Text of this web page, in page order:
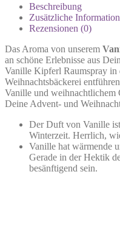
Beschreibung
Zusätzliche
Rezensionen (0)
Das Aroma von unserem
an schöne Erlebnisse aus
Vanille Kipferl Raumspray in
Weihnachtsbäckerei
Vanille und weihnachtlichem
Deine Advent- und
Der Duft von Vanille
Winterzeit. Herrlich,
Vanille hat wärmende
Gerade in der Hektik
besänftigend sein.